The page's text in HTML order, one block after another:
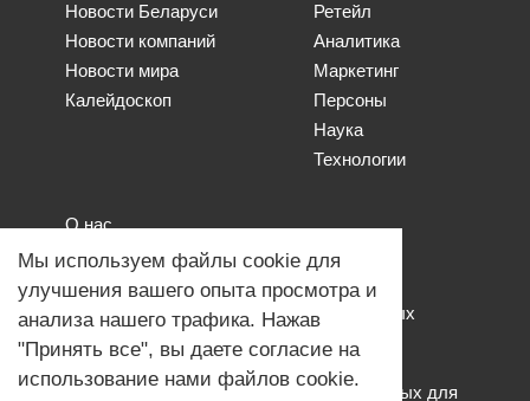
Новости Беларуси
Новости компаний
Новости мира
Калейдоскоп
Ретейл
Аналитика
Маркетинг
Персоны
Наука
Технологии
О нас
Наши проекты
Связь с нами
Общая политика обработки персональных
Политика обработки файлов Cookies
Политика обработки персональных данных для
Мы используем файлы cookie для
улучшения вашего опыта просмотра и
анализа нашего трафика. Нажав
"Принять все", вы даете согласие на
использование нами файлов cookie.